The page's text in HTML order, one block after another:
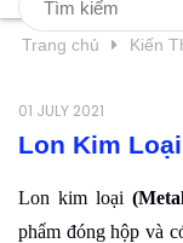
Trang chủ Kiến
01 JULY 2021
Lon Kim Loại
Lon kim loại
phẩm đóng hộp và